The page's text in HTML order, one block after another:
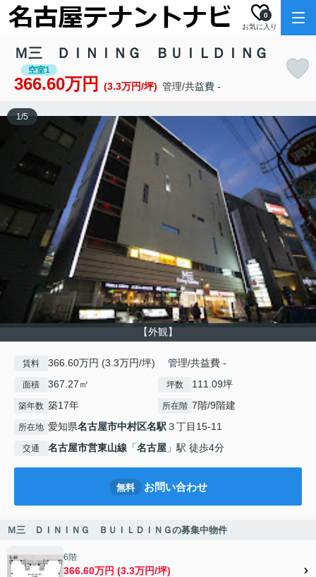
お気に入り
0
Ｍ三 ＤＩＮＩＮＧ ＢＵＩＬＤＩＮＧ
空室1
366.60万円 (3.3万円/坪) 管理/共益費 -
【外観】
1/5
賃料 366.60万円 (3.3万円/坪) 管理/共益費 -
面積 367.27㎡ 坪数 111.09坪
築年数 築17年 所在階 7階/9階建
所在地 愛知県名古屋市中村区名駅３丁目15-11
交通 名古屋市営東山線 「名古屋 」駅 徒歩4分
無料 お問い合わせ
Ｍ三 ＤＩＮＩＮＧ ＢＵＩＬＤＩＮＧの募集中物件
6階
366.60万円 (3.3万円/坪)